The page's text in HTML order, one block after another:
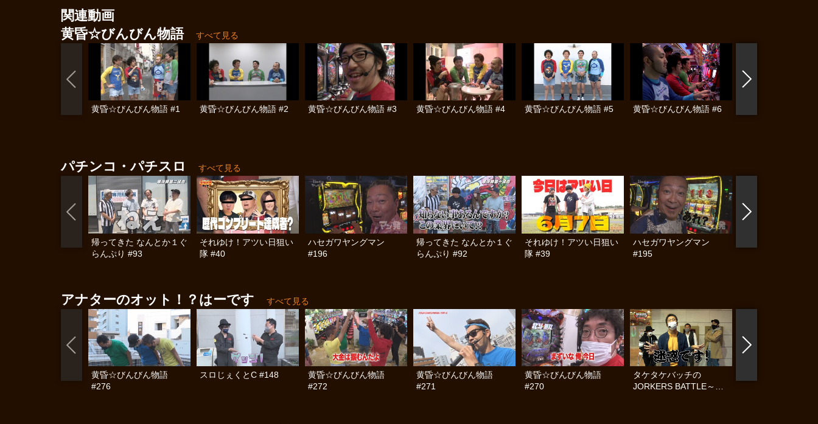
関連動画
黄昏☆びんびん物語
すべて見る
黄昏☆びんびん物語 #1 黄昏☆びんびん物語 #2 黄昏☆びんびん物語 #3 黄昏☆びんびん物語 #4 黄昏☆びんびん物語 #5 黄昏☆びんびん物語 #6
パチンコ・パチスロ すべて見る
帰ってきた なんとか１ぐ
らんぷり #93
それゆけ！アツい日狙い
隊 #40
ハセガワヤングマン
#196
帰ってきた なんとか１ぐ
らんぷり #92
それゆけ！アツい日狙い
隊 #39
ハセガワヤングマン
#195
アナターのオット！？はーです すべて見る
黄昏☆びんびん物語
#276
スロじぇくとC #148
黄昏☆びんびん物語
#272
黄昏☆びんびん物語
#271
黄昏☆びんびん物語
#270
タケタケバッチの
JORKERS BATTLE～運